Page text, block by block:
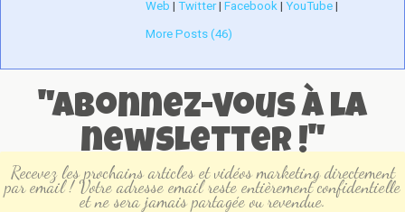
Web | Twitter| Facebook | YouTube |
More Posts (46)
"Abonnez-vous à la
newsletter !"
Recevez les prochains articles et vidéos marketing directement
par email ! Votre adresse email reste entièrement confidentielle
et ne sera jamais partagée ou revendue.